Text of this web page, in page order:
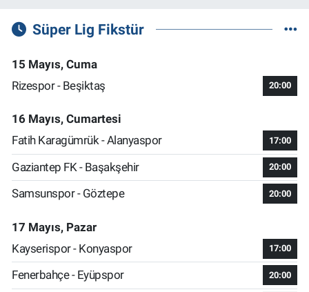
Süper Lig Fikstür
15 Mayıs, Cuma
Rizespor - Beşiktaş
20:00
16 Mayıs, Cumartesi
Fatih Karagümrük - Alanyaspor
17:00
Gaziantep FK - Başakşehir 20:00
Samsunspor - Göztepe 20:00
17 Mayıs, Pazar
Kayserispor - Konyaspor
17:00
Fenerbahçe - Eyüpspor 20:00